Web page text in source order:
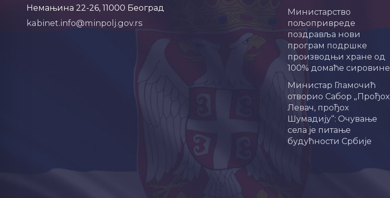
Немањина 22-26, 11000 Београд
kabinet.info@minpolj.gov.rs
Министарство
пољопривреде
поздравља нови
програм подршке
производњи хране од
100% домаће сировине
Министар Гламочић
отворио Сабор „Прођох
Левач, прођох
Шумадију“: Очување
села је питање
будућности Србије